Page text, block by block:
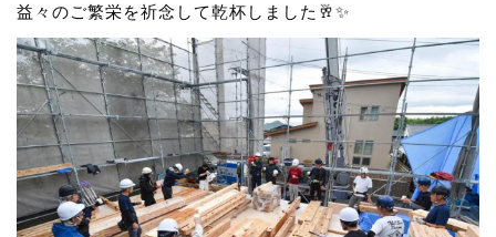
益々のご繁栄を祈念して乾杯しました🥂✨